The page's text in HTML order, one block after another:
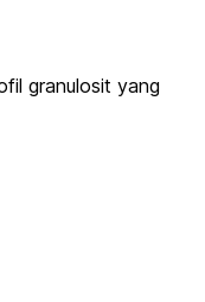
granulosit yang